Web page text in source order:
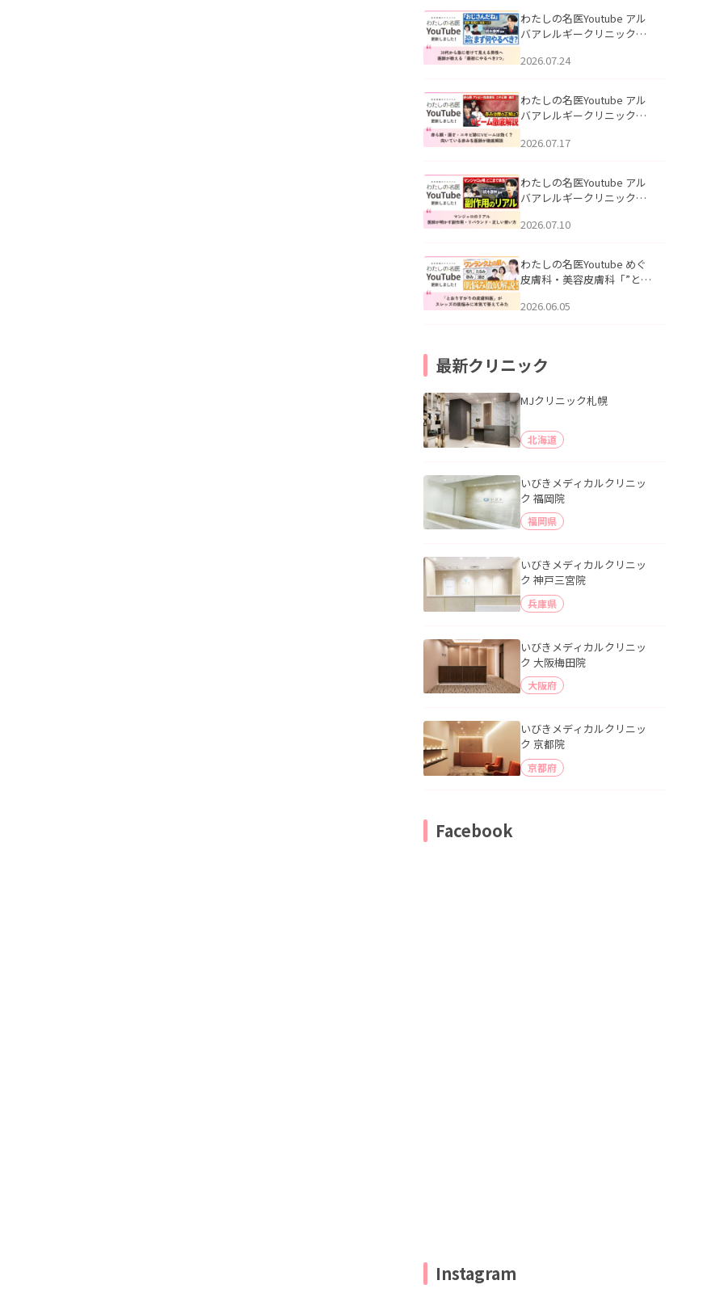
説」を公開いたしました。
わたしの名医Youtube アル
バアレルギークリニック札
える男性へ｜医師が教える
公開いたしました。
2026.07.24
わたしの名医Youtube アル
バアレルギークリニック札
跡にVビームは効く？向いて
説」を公開いたしました。
2026.07.17
わたしの名医Youtube アル
バアレルギークリニック札
医師が明かす副作用・リバ
公開いたしました。
2026.07.10
わたしの名医Youtube めぐ
皮膚科・美容皮膚科「”とお
ッズの肌悩みに本気で答え
2026.06.05
最新クリニック
MJクリニック札幌
北海道
いびきメディカルクリニッ
ク 福岡院
福岡県
いびきメディカルクリニッ
ク 神戸三宮院
兵庫県
いびきメディカルクリニッ
ク 大阪梅田院
大阪府
いびきメディカルクリニッ
ク 京都院
京都府
Facebook
Instagram